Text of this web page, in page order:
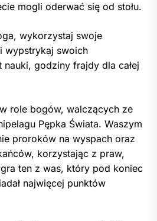
mogli oderwać się od stołu.
wykorzystaj swoje
wypstrykaj swoich
godziny frajdy dla całej
role bogów, walczących ze
Pępka Świata. Waszym
proroków na wyspach oraz
korzystając z praw,
ten z was, który pod koniec
najwięcej punktów